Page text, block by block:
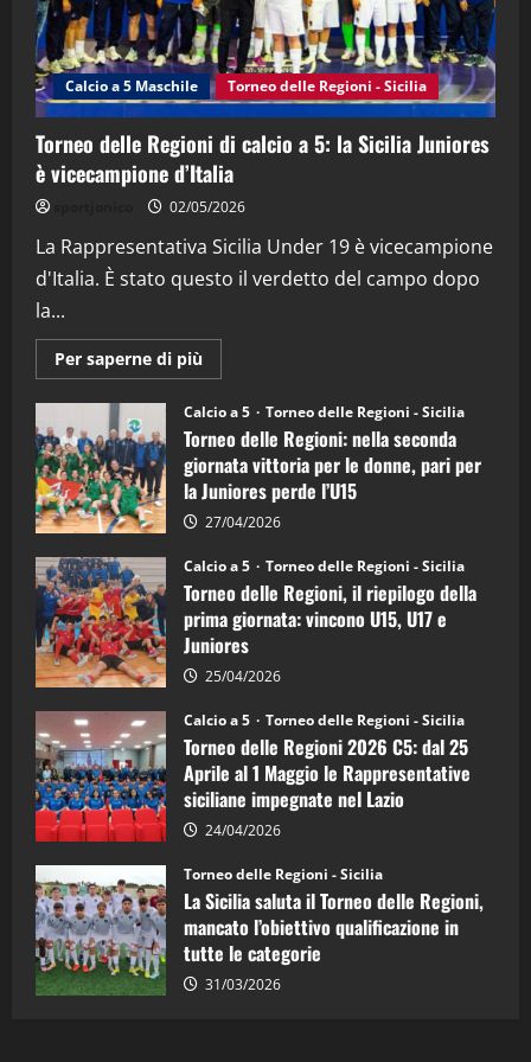
4
"SportEmpire" in Podcast Sport News
“SportEmpire” in Podcast: 27^ Puntata
(Martedi 14 Aprile 2026)
15/04/2026
"SportEmpire" in Podcast
“SportEmpire” in Podcast: 26^ Puntata
08/04/2026
Calcio a 5 Maschile Torneo delle Regioni - Sicilia
Torneo delle Regioni di calcio a 5: la Sicilia Juniores
è vicecampione d’Italia
02/05/2026
La Rappresentativa Sicilia Under 19 è vicecampione
d'Italia. È stato questo il verdetto del campo dopo
la...
Per saperne di più
informazioni
Torneo
delle
Regioni
di
calcio
a
5:
la
Juniores
è
vicecampione
d’Italia
Calcio a 5 Torneo delle Regioni - Sicilia
Torneo delle Regioni: nella seconda
giornata vittoria per le donne, pari per
la Juniores perde l’U15
27/04/2026
Calcio a 5 Torneo delle Regioni - Sicilia
Torneo delle Regioni, il riepilogo della
prima giornata: vincono U15, U17 e
Juniores
25/04/2026
Calcio a 5 Torneo delle Regioni - Sicilia
Torneo delle Regioni 2026 C5: dal 25
Aprile al 1 Maggio le Rappresentative
siciliane impegnate nel Lazio
24/04/2026
Torneo delle Regioni - Sicilia
La Sicilia saluta il Torneo delle Regioni,
mancato l’obiettivo qualificazione in
tutte le categorie
31/03/2026